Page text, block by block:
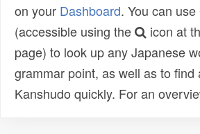
on your Dashboard. You can use
(accessible using the
icon at
page) to look up any Japanese
grammar point, as well as to find
Kanshudo quickly. For an